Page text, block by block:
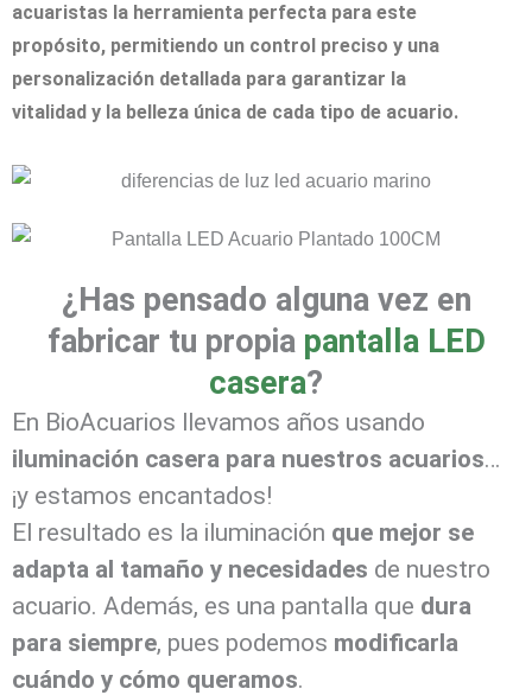
acuaristas la herramienta perfecta para este
propósito, permitiendo un control preciso y una
personalización detallada para garantizar la
vitalidad y la belleza única de cada tipo de acuario.
¿Has pensado alguna vez en
fabricar tu propia pantalla LED
casera?
En BioAcuarios llevamos años usando
iluminación casera para nuestros acuarios…
¡y estamos encantados!
El resultado es la iluminación que mejor se
adapta al tamaño y necesidades de nuestro
acuario. Además, es una pantalla que dura
para siempre, pues podemos modificarla
cuándo y cómo queramos.